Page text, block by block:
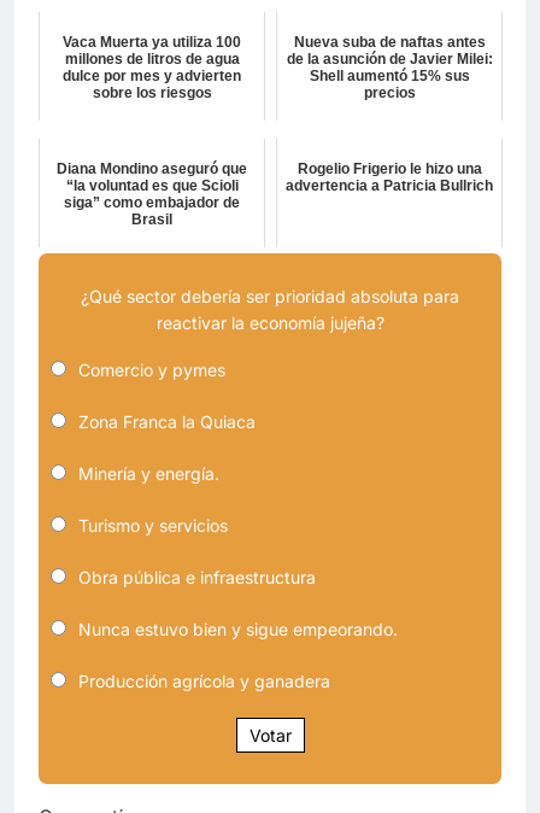
Vaca Muerta ya utiliza 100
millones de litros de agua
dulce por mes y advierten
sobre los riesgos
Nueva suba de naftas antes
de la asunción de Javier Milei:
Shell aumentó 15% sus
precios
Diana Mondino aseguró que
“la voluntad es que Scioli
siga” como embajador de
Brasil
Rogelio Frigerio le hizo una
advertencia a Patricia Bullrich
¿Qué sector debería ser prioridad absoluta para
reactivar la economía jujeña?
Comercio y pymes
Zona Franca la Quiaca
Minería y energía.
Turismo y servicios
Obra pública e infraestructura
Nunca estuvo bien y sigue empeorando.
Producción agrícola y ganadera
Votar